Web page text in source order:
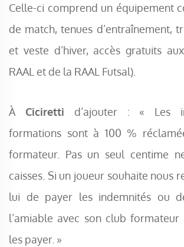
Celle-ci comprend un équipement
de match, tenues d’entraînement,
et veste d’hiver, accès gratuits
RAAL et de la RAAL Futsal).
À Ciciretti d’ajouter : « Les
formations sont à 100 %
formateur. Pas un seul centime
caisses. Si un joueur souhaite nous
lui de payer les indemnités ou
l’amiable avec son club
les payer. »